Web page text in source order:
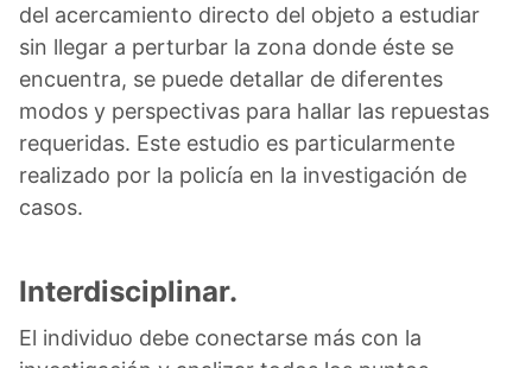
del acercamiento directo del objeto a estudiar
sin llegar a perturbar la zona donde éste se
encuentra, se puede detallar de diferentes
modos y perspectivas para hallar las repuestas
requeridas. Este estudio es particularmente
realizado por la policía en la investigación de
casos.
Interdisciplinar.
El individuo debe conectarse más con la